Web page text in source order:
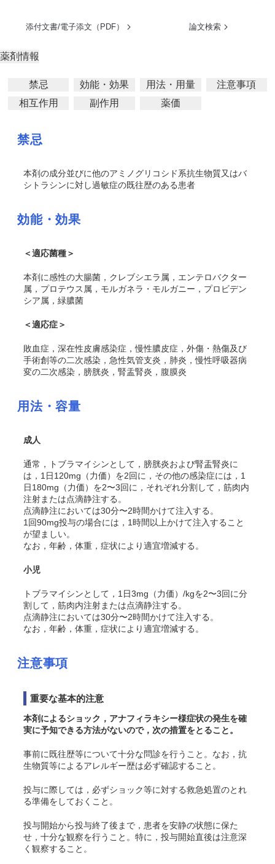
添付文書/電子添文（PDF） 論文検索
薬剤情報
禁忌 効能・効果 用法・用量
注意事項
相互作用
副作用 薬価
禁忌
本剤の成分並びに他のアミノグリコシド系抗生物質又はバ
シトラシンに対し過敏症の既往歴のある患者
効能・効果
＜適応菌種＞
本剤に感性の大腸菌，クレブシエラ属，エンテロバクター
属，プロテウス属，モルガネラ・モルガニー，プロビデン
シア属，緑膿菌
＜適応症＞
敗血症，深在性皮膚感染症，慢性膿皮症，外傷・熱傷及び
手術創等の二次感染，急性気管支炎，肺炎，慢性呼吸器病
変の二次感染，膀胱炎，腎盂腎炎，腹膜炎
用法・容量
成人
通常，トブラマイシンとして，膀胱炎および腎盂腎炎に
は，1日120mg（力価）を2回に，その他の感染症には，1
日180mg（力価）を2〜3回に，それぞれ分割して，筋肉内
注射または点滴静注する。
点滴静注においては30分〜2時間かけて注入する。
1回90mg投与の場合には，1時間以上かけて注入すること
が望ましい。
なお，年齢，体重，症状により適宜増減する。
小児
トブラマイシンとして，1日3mg（力価）/kgを2〜3回に分
割して，筋肉内注射または点滴静注する。
点滴静注においては30分〜2時間かけて注入する。
なお，年齢，体重，症状により適宜増減する。
注意事項
重要な基本的注意
本剤によるショック，アナフィラキシー様症状の発生を確
実に予知できる方法がないので，次の措置をとること。
事前に既往歴等について十分な問診を行うこと。なお，抗
生物質等によるアレルギー歴は必ず確認すること。
投与に際しては，必ずショック等に対する救急処置のとれ
る準備をしておくこと。
投与開始から投与終了後まで，患者を安静の状態に保た
せ，十分な観察を行うこと。特に，投与開始直後は注意深
く観察すること。